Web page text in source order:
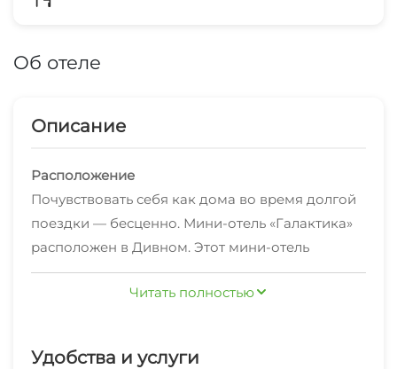
Об отеле
Описание
Расположение
Почувствовать себя как дома во время долгой
поездки — бесценно. Мини-отель «Галактика»
расположен в Дивном. Этот мини-отель
находится в пешей доступности от центра
кафе. На территории работает Wi-Fi. Уточняйте
Читать полностью
Удобства и услуги